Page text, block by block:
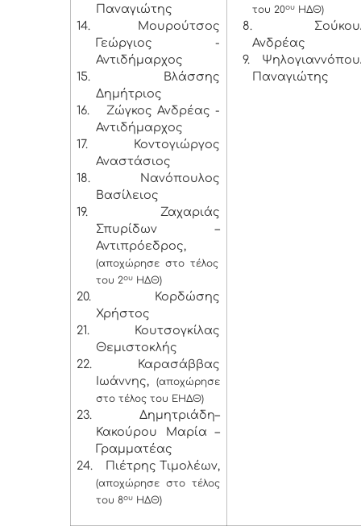
Παναγιώτης
14.
Μουρούτσος
Γεώργιος -
Αντιδήμαρχος
15.
Βλάσσης
Δημήτριος
16.
Ζώγκος Ανδρέας -
Αντιδήμαρχος
17.
Κοντογιώργος
Αναστάσιος
18.
Νανόπουλος
Βασίλειος
19.
Ζαχαριάς
Σπυρίδων –
Αντιπρόεδρος,
(αποχώρησε στο τέλος
του 2ουΗΔΘ)
20.
Κορδώσης
Χρήστος
21.
Κουτσογκίλας
Θεμιστοκλής
22.
Καρασάββας
Ιωάννης,(αποχώρησε
στο τέλος του ΕΗΔΘ)
23.
Δημητριάδη–
Κακούρου Μαρία –
Γραμματέας
24.
Πιέτρης Τιμολέων,
(αποχώρησε στο τέλος
του 8ουΗΔΘ)
του 20ουΗΔΘ)
8.
Ανδρέας
9.
Παναγιώτης